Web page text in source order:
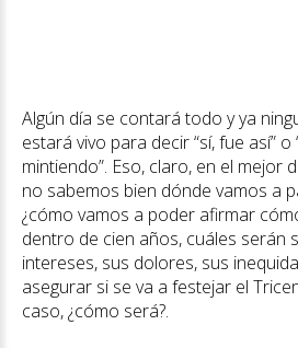
Algún día se contará todo y ya
estará vivo para decir “sí, fue así” o
mintiendo”. Eso, claro, en el mejor
no sabemos bien dónde vamos a
¿cómo vamos a poder afirmar
dentro de cien años, cuáles serán
intereses, sus dolores, sus
asegurar si se va a festejar el
caso, ¿cómo será?.